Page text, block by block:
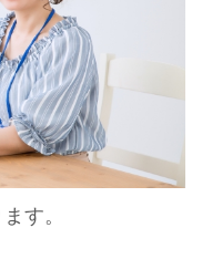
す。